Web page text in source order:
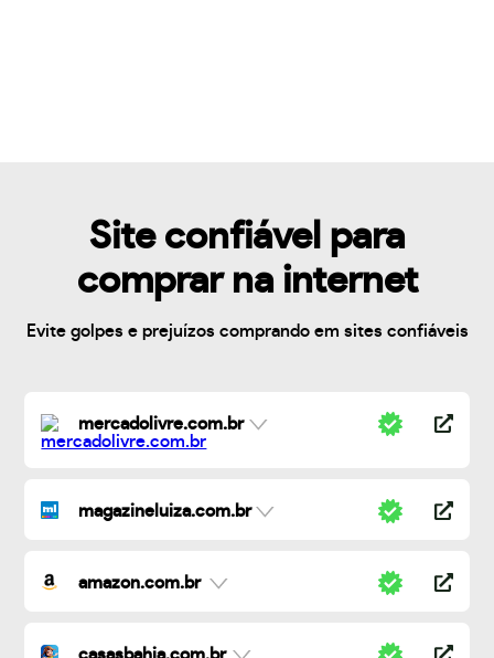
Site confiável para
comprar na internet
Evite golpes e prejuízos comprando em sites confiáveis
mercadolivre.com.br
magazineluiza.com.br
amazon.com.br